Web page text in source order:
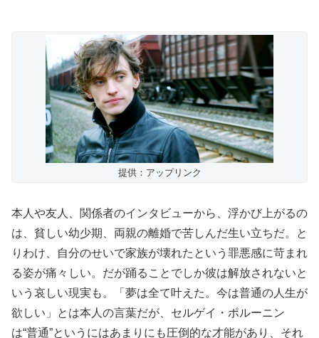
提供：アップリンク
本人や友人、関係者のインタビューから、浮かび上がるの
は、貧しい幼少期、両親の離婚で苦しんだ生い立ちだ。と
りわけ、自分のせいで家族が壊れたという罪悪感に苛まれ
る姿が痛々しい。だが踊ることでしか彼は解放されないと
いう哀しい現実も。「夢は全て叶えた。今は普通の人生が
欲しい」とは本人の言葉だが、セルゲイ・ポルーニン
は“普通”というにはあまりにも圧倒的な才能があり、それ